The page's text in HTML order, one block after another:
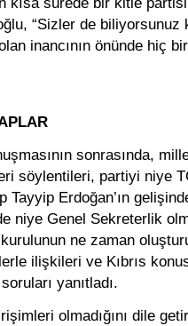
“Sizler de biliyorsunuz
inancının önünde hiç
sonrasında,
söylentileri, partiyi niye
Tayyip Erdoğan’ın
niye Genel Sekreterlik
ne zaman
ilişkileri ve Kıbrıs
yanıtladı.
olmadığını dile